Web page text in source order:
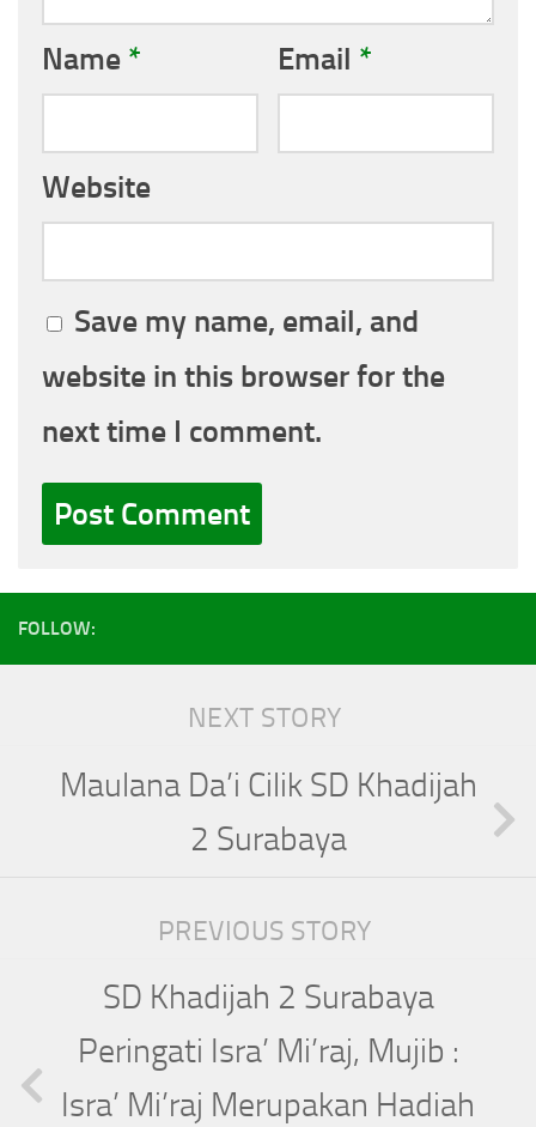
Name * Email *
Website
Save my name, email, and
website in this browser for the
next time I comment.
FOLLOW:
NEXT STORY
Maulana Da’i Cilik SD Khadijah
2 Surabaya
PREVIOUS STORY
SD Khadijah 2 Surabaya
Peringati Isra’ Mi’raj, Mujib :
Isra’ Mi’raj Merupakan Hadiah